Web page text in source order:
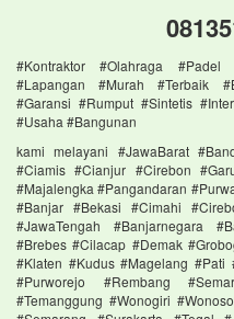
#Kontraktor #Olahraga #Padel
#Lapangan #Murah #Terbaik
#Garansi #Rumput #Sintetis
#Usaha #Bangunan
kami melayani #JawaBarat
#Ciamis #Cianjur #Cirebon
#Majalengka #Pangandaran
#Banjar #Bekasi #Cimahi
#JawaTengah #Banjarnegara
#Brebes #Cilacap #Demak
#Klaten #Kudus #Magelang #Pati
#Purworejo #Rembang
#Temanggung #Wonogiri